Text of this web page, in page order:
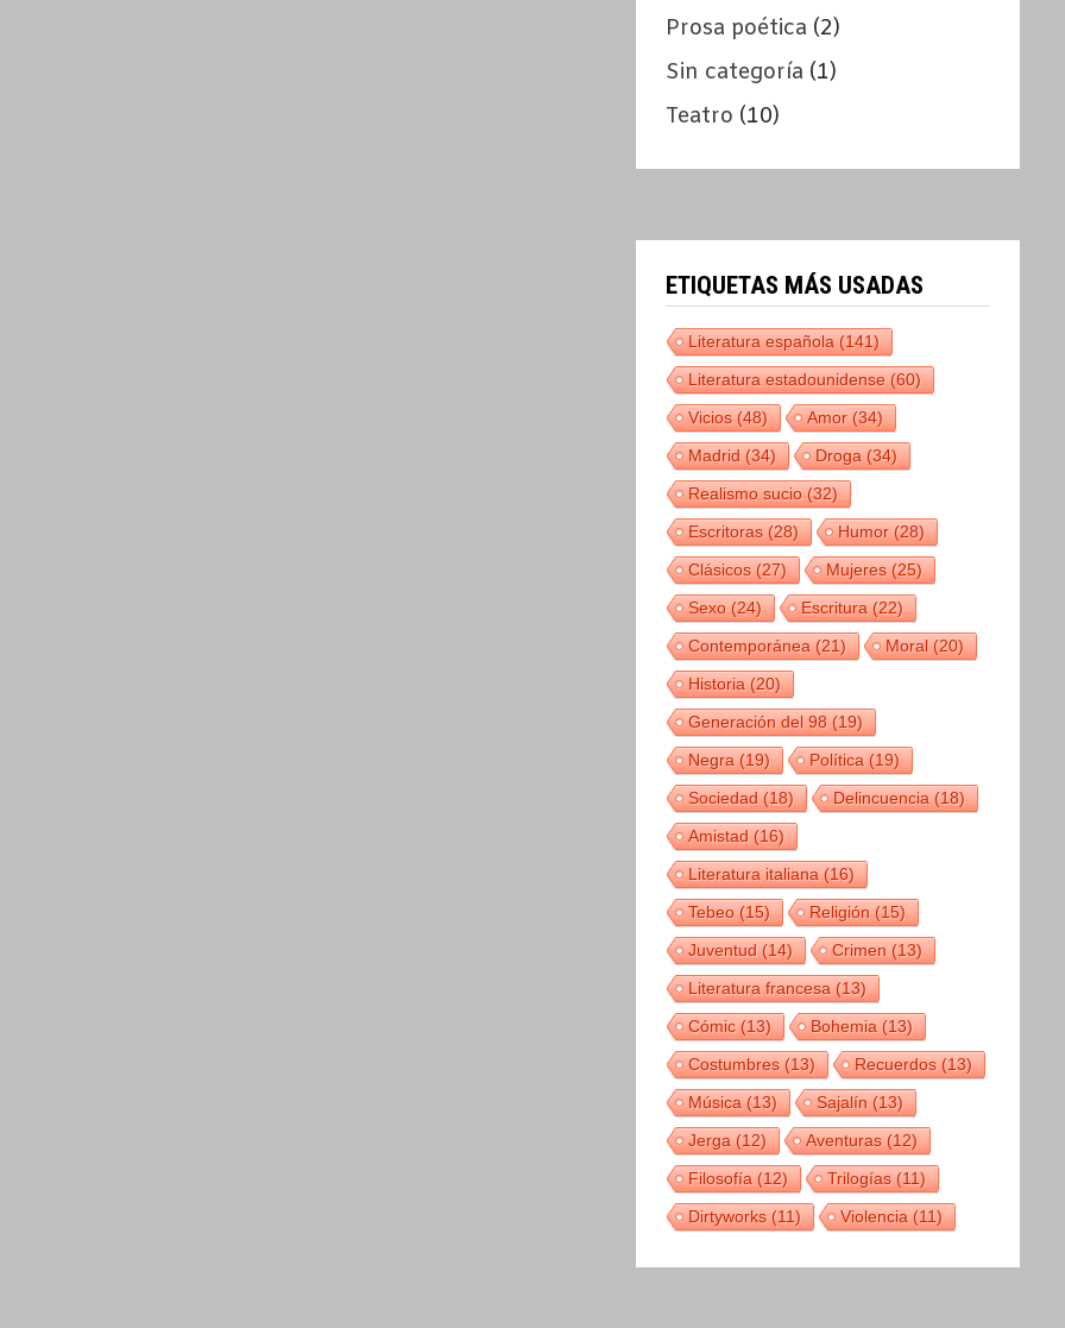
Prosa poética (2)
Sin categoría (1)
Teatro (10)
ETIQUETAS MÁS USADAS
Literatura española(141)
Literatura estadounidense(60)
Vicios(48) Amor(34)
Madrid(34) Droga(34)
Realismo sucio(32)
Escritoras(28) Humor(28)
Clásicos(27) Mujeres(25)
Sexo(24) Escritura(22)
Contemporánea(21) Moral(20)
Historia(20)
Generación del 98(19)
Negra(19) Política(19)
Sociedad(18) Delincuencia(18)
Amistad(16)
Literatura italiana(16)
Tebeo(15) Religión(15)
Juventud(14) Crimen(13)
Literatura francesa(13)
Cómic(13) Bohemia(13)
Costumbres(13) Recuerdos(13)
Música(13) Sajalín(13)
Jerga(12) Aventuras(12)
Filosofía(12) Trilogías(11)
Dirtyworks(11) Violencia(11)